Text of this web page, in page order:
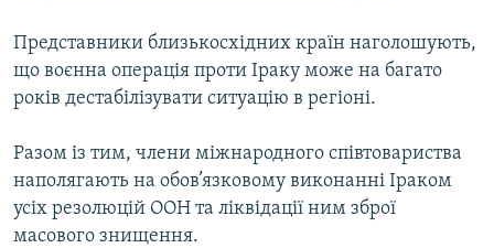
ДОЛУЧАЙСЯ!
Усі сайти RFE/RL
Представники близькосхідних країн наголошують,
що воєнна операція проти Іраку може на багато
років дестабілізувати ситуацію в регіоні.
Разом із тим, члени міжнародного співтовариства
наполягають на обов’язковому виконанні Іраком
усіх резолюцій ООН та ліквідації ним зброї
масового знищення.